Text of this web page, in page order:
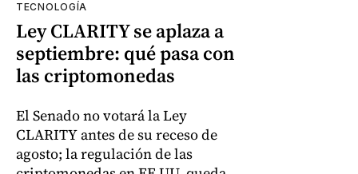
TECNOLOGÍA
Ley CLARITY se aplaza a
septiembre: qué pasa con
las criptomonedas
El Senado no votará la Ley
CLARITY antes de su receso de
agosto; la regulación de las